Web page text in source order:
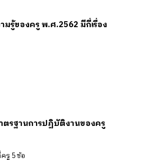
มรู้ของครู พ.ศ.2562 มีกี่เรื่อง
ตรฐานการปฏิบัติงานของครู
รู 5 ข้อ